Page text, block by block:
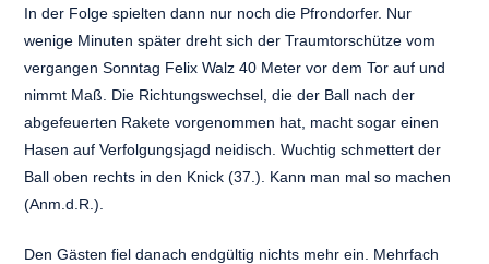
In der Folge spielten dann nur noch die Pfrondorfer. Nur
wenige Minuten später dreht sich der Traumtorschütze vom
vergangen Sonntag Felix Walz 40 Meter vor dem Tor auf und
nimmt Maß. Die Richtungswechsel, die der Ball nach der
abgefeuerten Rakete vorgenommen hat, macht sogar einen
Hasen auf Verfolgungsjagd neidisch. Wuchtig schmettert der
Ball oben rechts in den Knick (37.). Kann man mal so machen
(Anm.d.R.).
Den Gästen fiel danach endgültig nichts mehr ein. Mehrfach